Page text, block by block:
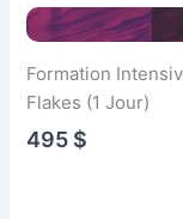
Formation
Flakes (1 Jour)
495 $